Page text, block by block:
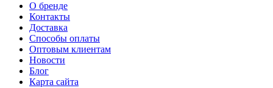
О бренде
Контакты
Доставка
Способы оплаты
Оптовым клиентам
Новости
Блог
Карта сайта